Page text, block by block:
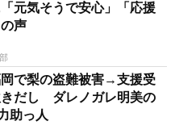
元気そうで安心」「応援
声
で梨の盗難被害→支援受
だし ダレノガレ明美の
助っ人